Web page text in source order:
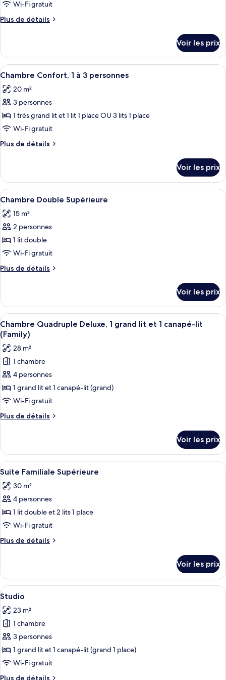
ce
type
de
Chambre
Double
Wi-Fi gratuit
Plus de détails
Plus
le
type
de
Chambre
Double
Voir les prix
Afficher
toutes
les
photos
pour
ce
type
de
Chambre
Confort,
1
à
3
personnes
Une chambre d’hôtel moderne avec
9
Chambre Confort, 1 à 3 personnes
20 m²
3 personnes
1 très grand lit et 1 lit 1 place OU 3 lits 1 place
Wi-Fi gratuit
Plus de détails
Plus
le
type
de
Chambre
Confort,
à
3
Voir les prix
Afficher
toutes
les
photos
pour
ce
type
de
Chambre
Double
Supérieure
Une chambre d’hôtel moderne
12
Chambre Double Supérieure
15 m²
2 personnes
1 lit double
Wi-Fi gratuit
Plus de détails
Plus
le
type
de
chambre
Chambre
Double
Supérieure
Voir les prix
Afficher
toutes
les
photos
pour
ce
type
de
chambre :
Chambre
Deluxe,
grand
lit
et
1
canapé-
lit
(Family)
Une chambre à coucher moderne,
4
Chambre Quadruple Deluxe, 1 grand lit et 1 canapé-lit
(Family)
28 m²
1 chambre
4 personnes
1 grand lit et 1 canapé-lit (grand)
Wi-Fi gratuit
Plus de détails
Plus
le
type
de
Chambre
Quadruple
grand
et
(Family)
Voir les prix
Afficher
toutes
les
photos
pour
ce
type
de
Suite
Familiale
Supérieure
Une chambre d’hôtel avec un
6
Suite Familiale Supérieure
30 m²
4 personnes
1 lit double et 2 lits 1 place
Wi-Fi gratuit
Plus de détails
Plus
le
type
de
Suite
Familiale
Supérieure
Voir les prix
Afficher
toutes
les
photos
pour
ce
type
Une chambre d’hôtel avec un grand
6
Studio
23 m²
1 chambre
3 personnes
1 grand lit et 1 canapé-lit (grand 1 place)
Wi-Fi gratuit
Plus de détails
Plus